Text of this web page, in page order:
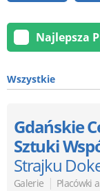
Najlepsza
Wszystkie
Gdańskie
Sztuki
Strajku
Galerie | Placówki